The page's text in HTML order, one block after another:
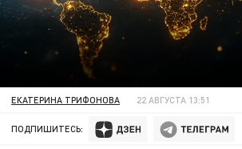
ЕКАТЕРИНА ТРИФОНОВА 22 АВГУСТА 13:51
ПОДПИШИТЕСЬ: